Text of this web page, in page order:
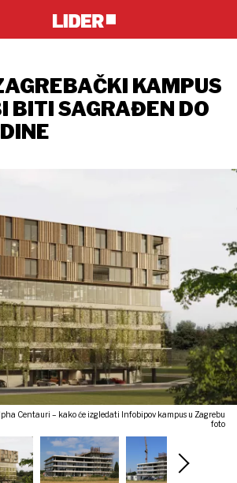
KAMPUS
BITI SAGRAĐEN DO
Centauri – kako će izgledati Infobipov kampus u Zagrebu
foto